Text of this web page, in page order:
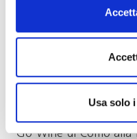
Usa solo
58,00 per i loro
I posti sono limitati.
prenotare
prenotazione e
Go Wine di Como alla